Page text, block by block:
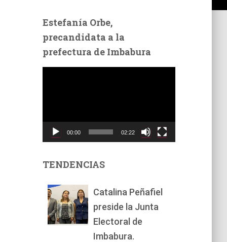
Estefanía Orbe,
precandidata a la
prefectura de Imbabura
t
00:00 02:22
TENDENCIAS
Catalina Peñafiel
preside la Junta
Electoral de
Imbabura.